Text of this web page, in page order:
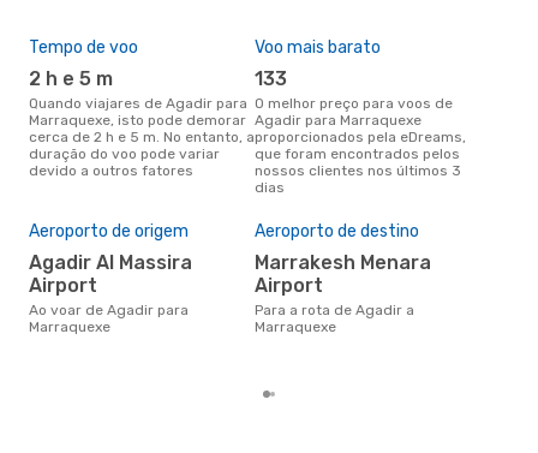
Tempo de voo
2 h e 5 m
Quando viajares de Agadir para
Marraquexe, isto pode demorar
cerca de 2 h e 5 m. No entanto, a
duração do voo pode variar
devido a outros fatores
Voo mais barato
133
O melhor preço para voos de
Agadir para Marraquexe
proporcionados pela eDreams,
que foram encontrados pelos
nossos clientes nos últimos 3
dias
Aeroporto de origem
Agadir Al Massira
Airport
Ao voar de Agadir para
Marraquexe
Aeroporto de destino
Marrakesh Menara
Airport
Para a rota de Agadir a
Marraquexe